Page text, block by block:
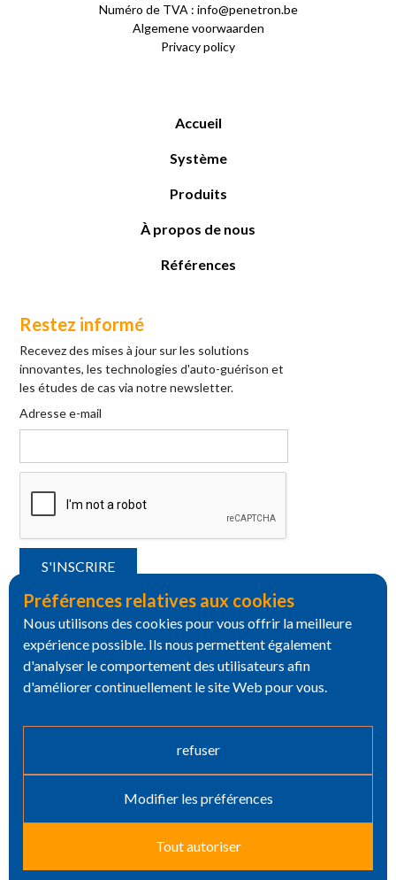
Numéro de TVA : info@penetron.be
Algemene voorwaarden
Privacy policy
Accueil
Système
Produits
À propos de nous
Références
Restez informé
Recevez des mises à jour sur les solutions
innovantes, les technologies d'auto-guérison et
les études de cas via notre newsletter.
Adresse e-mail
Préférences relatives aux cookies
Nous utilisons des cookies pour vous offrir la meilleure
expérience possible. Ils nous permettent également
d'analyser le comportement des utilisateurs afin
d'améliorer continuellement le site Web pour vous.
refuser
Modifier les préférences
Tout autoriser